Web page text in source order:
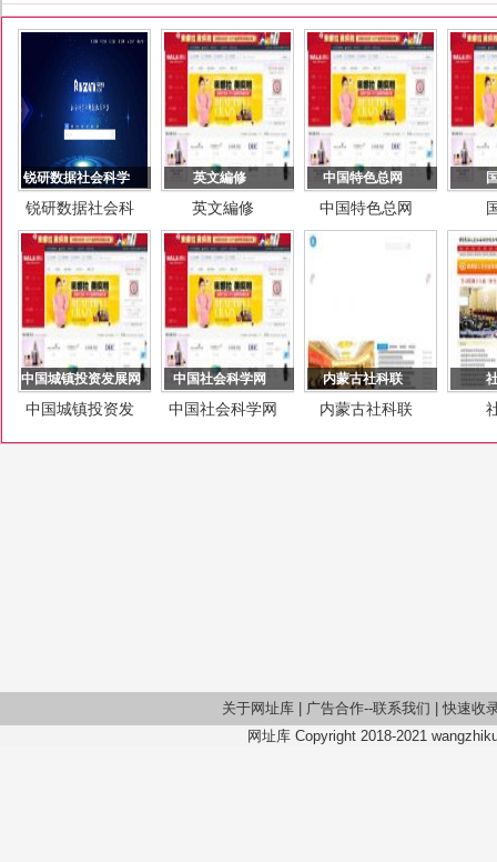
锐研数据社会科学
锐研数据社会科
学
英文編修
英文編修
中国特色总网
中国特色总网
中国城镇投资发展网
中国城镇投资发
中国社会科学网
中国社会科学网
内蒙古社科联
内蒙古社科联
关于网址库 广告合作--联系我们
快速收
网址库 Copyright 2018-2021